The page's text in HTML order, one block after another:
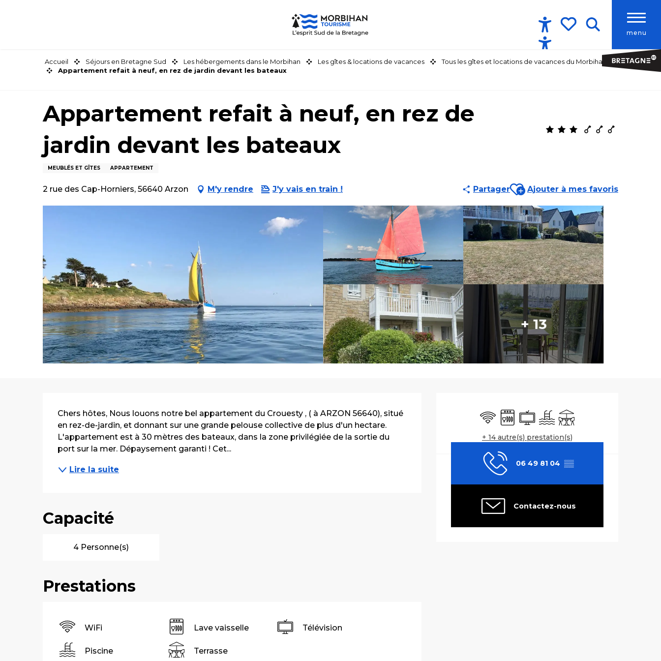
menu
Accessibilité
Accueil Séjours en Bretagne Sud Les hébergements dans le Morbihan Les gîtes & locations de vacances
Tous les gîtes et locations de vacances du Morbihan
Appartement refait à neuf, en rez de jardin devant les bateaux
Appartement refait à neuf, en rez de
jardin devant les bateaux
MEUBLÉS ET GÎTES APPARTEMENT
2 rue des Cap-Horniers, 56640 Arzon M'y rendre J'y vais en train ! PartagerAjouter aux favoris
Ajouter à mes favoris
+ 13
Ouverture et
WiFi Lave vaisselle
TélévisionPiscineTerrasse
+ 14 autre(s) prestation(s)
06 49 81 04 ▒▒
Contactez-nous
Description
Chers hôtes, Nous louons notre bel appartement du Crouesty , ( à ARZON 56640), situé
en rez-de-jardin, et donnant sur une grande pelouse collective de plus d'un hectare.
L'appartement est à 30 mètres des bateaux, dans la zone privilégiée de la sortie du
port sur la mer. Dépaysement garanti ! Cet...
Lire la suite
Capacité
4 Personne(s)
Prestations
WiFi Lave vaisselle Télévision
Piscine Terrasse